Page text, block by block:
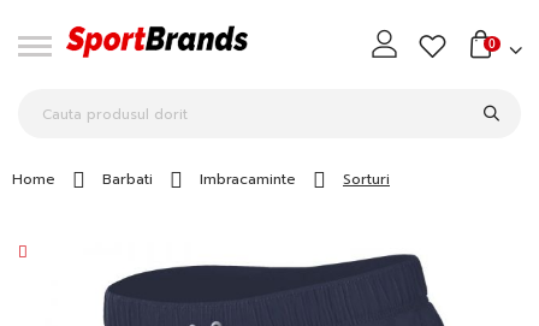
0
Home Barbati Imbracaminte Sorturi